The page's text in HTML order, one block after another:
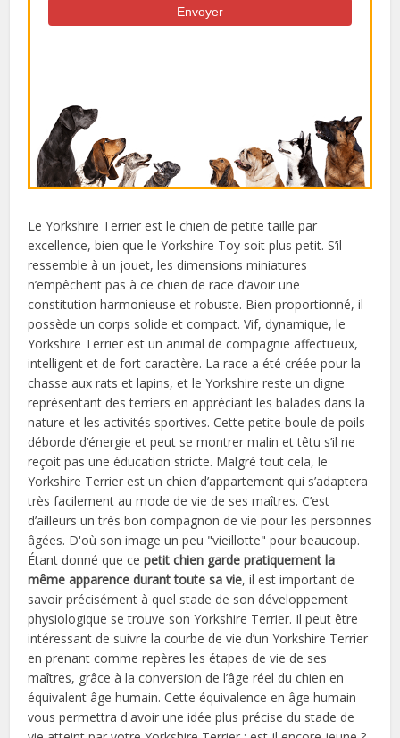
Le Yorkshire Terrier est le chien de petite taille par
excellence, bien que le Yorkshire Toy soit plus petit. S’il
ressemble à un jouet, les dimensions miniatures
n’empêchent pas à ce chien de race d’avoir une
constitution harmonieuse et robuste. Bien proportionné, il
possède un corps solide et compact. Vif, dynamique, le
Yorkshire Terrier est un animal de compagnie affectueux,
intelligent et de fort caractère. La race a été créée pour la
chasse aux rats et lapins, et le Yorkshire reste un digne
représentant des terriers en appréciant les balades dans la
nature et les activités sportives. Cette petite boule de poils
déborde d’énergie et peut se montrer malin et têtu s’il ne
reçoit pas une éducation stricte. Malgré tout cela, le
Yorkshire Terrier est un chien d’appartement qui s’adaptera
très facilement au mode de vie de ses maîtres. C’est
d’ailleurs un très bon compagnon de vie pour les personnes
âgées. D'où son image un peu "vieillotte" pour beaucoup.
Étant donné que cepetit chien garde pratiquement la
même apparence durant toute sa vie, il est important de
savoir précisément à quel stade de son développement
physiologique se trouve son Yorkshire Terrier. Il peut être
intéressant de suivre la courbe de vie d’un Yorkshire Terrier
en prenant comme repères les étapes de vie de ses
maîtres, grâce à la conversion de l’âge réel du chien en
équivalent âge humain. Cette équivalence en âge humain
vous permettra d'avoir une idée plus précise du stade de